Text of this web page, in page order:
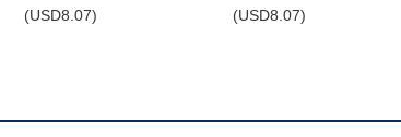
(USD8.07) (USD8.07)